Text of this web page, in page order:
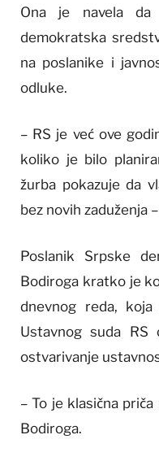
Ona je navela
demokratska
na poslanike i
odluke.
– RS je već ove
koliko je bilo
žurba pokazuje da
bez novih zaduženja
Poslanik Srpske
Bodiroga kratko je
dnevnog reda,
Ustavnog suda RS
ostvarivanje
– To je klasična
Bodiroga.